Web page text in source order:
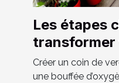
Les étapes
transformer
un espace
Créer un coin de
une bouffée